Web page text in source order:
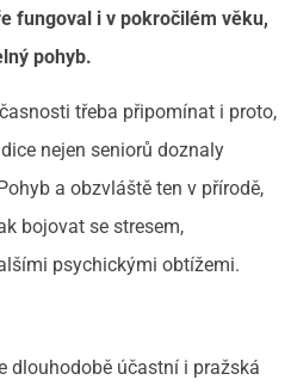
fungoval i v pokročilém věku,
pohyb.
třeba připomínat i proto,
nejen seniorů doznaly
a obzvláště ten v přírodě,
bojovat se stresem,
psychickými obtížemi.
dlouhodobě účastní i pražská